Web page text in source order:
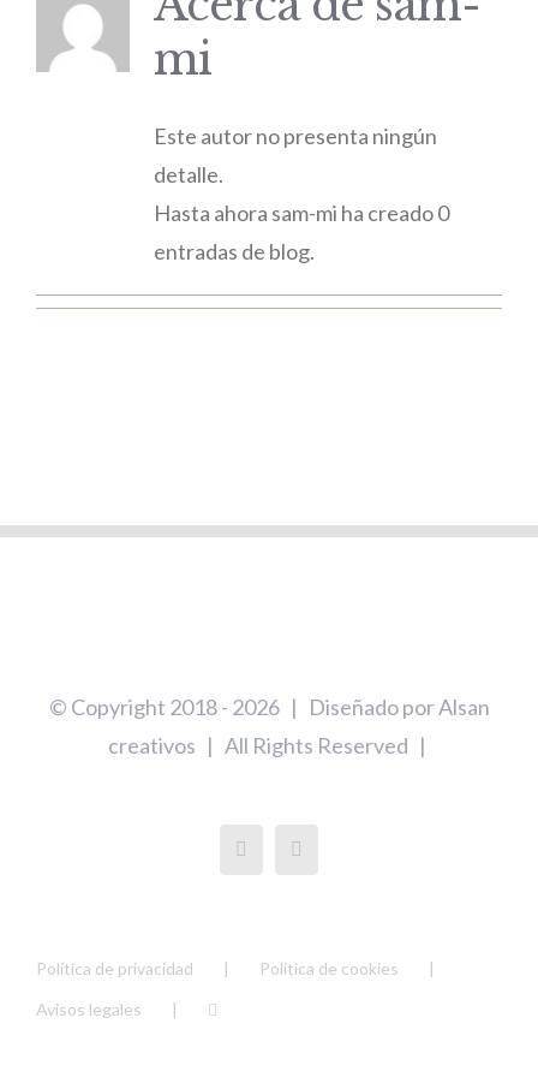
mi
Este autor no presenta ningún
detalle.
Hasta ahora sam-mi ha creado 0
entradas de blog.
© Copyright 2018 - 2026 | Diseñado porAlsan
creativos | All Rights Reserved |
Política de privacidad
Política de cookies
Avisos legales